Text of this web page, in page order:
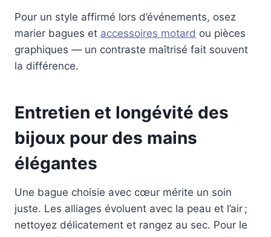
Pour un style affirmé lors d’événements, osez
marier bagues et accessoires motard ou pièces
graphiques — un contraste maîtrisé fait souvent
la différence.
Entretien et longévité des
bijoux pour des mains
élégantes
Une bague choisie avec cœur mérite un soin
juste. Les alliages évoluent avec la peau et l’air ;
nettoyez délicatement et rangez au sec. Pour le